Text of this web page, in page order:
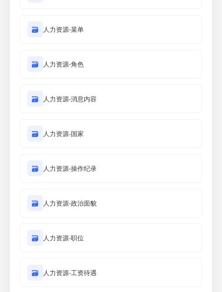
🗃 人力资源-菜单
🗃 人力资源-角色
🗃 人力资源-消息内容
🗃 人力资源-国家
🗃 人力资源-操作纪录
🗃 人力资源-政治面貌
🗃 人力资源-职位
🗃 人力资源-工资待遇